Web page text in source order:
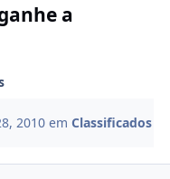
a
2010 emClassificados